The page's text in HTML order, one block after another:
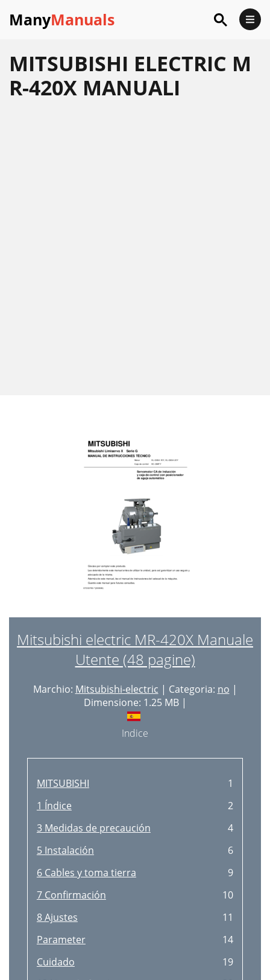
ManyManuals
MITSUBISHI ELECTRIC M
R-420X MANUALI
Mitsubishi electric MR-420X Manuale
Utente (48 pagine)
Marchio: Mitsubishi-electric | Categoria: no |
Dimensione: 1.25 MB |
Indice
MITSUBISHI
1
1 Índice
2
3 Medidas de precaución
4
5 Instalación
6
6 Cables y toma tierra
9
7 Confirmación
10
8 Ajustes
11
Parameter
14
Cuidado
19